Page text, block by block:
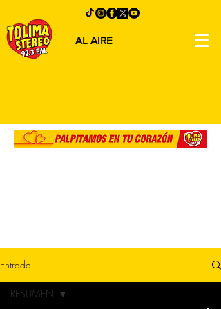
AL AIRE
Entrada
RESUMEN